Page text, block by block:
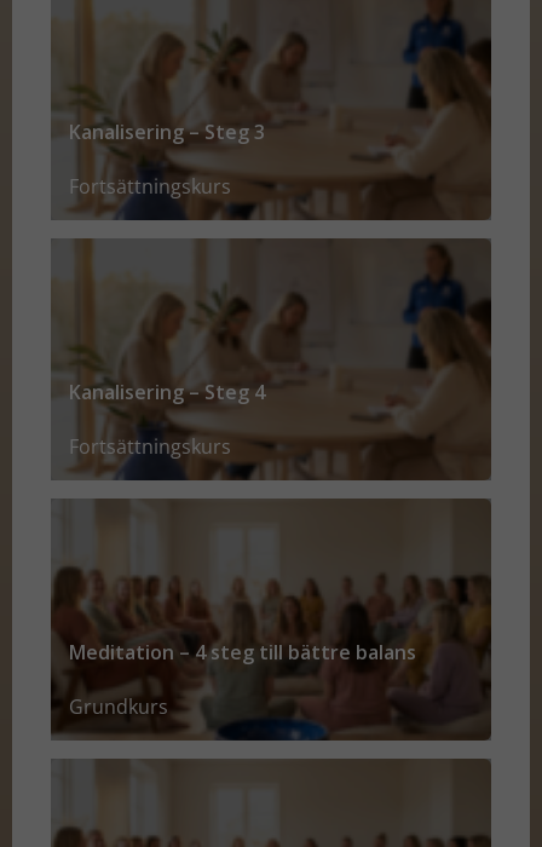
Kanalisering – Steg 3
Fortsättningskurs
Kanalisering – Steg 4
Fortsättningskurs
Meditation – 4 steg till bättre balans
Grundkurs